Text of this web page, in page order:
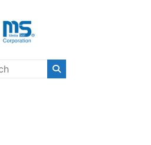
ド商品｜株式会社
外輸入商品には、日本では珍しい「海外ブ
品」「機能的な商品」「コストパフォー
CNY Fes2 SS21